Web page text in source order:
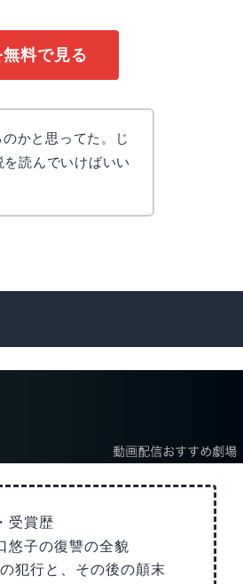
料で見る
かと思ってた。じ
読んでいけばいい
受賞歴
悠子の復讐の全貌
犯行と、その後の顛末